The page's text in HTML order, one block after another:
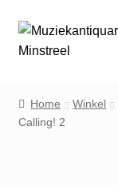
Ga
door
Ga
naar
Contact
Home Winkel
Calling! 2